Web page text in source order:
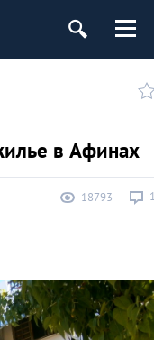
в Афинах
18793